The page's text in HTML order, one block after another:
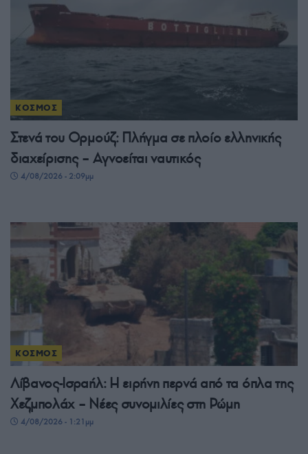
ΚΟΣΜΟΣ
Στενά του Ορμούζ: Πλήγμα σε πλοίο ελληνικής
διαχείρισης – Αγνοείται ναυτικός
4/08/2026 - 2:09μμ
ΚΟΣΜΟΣ
Λίβανος-Ισραήλ: Η ειρήνη περνά από τα όπλα της
Χεζμπολάχ – Νέες συνομιλίες στη Ρώμη
4/08/2026 - 1:21μμ